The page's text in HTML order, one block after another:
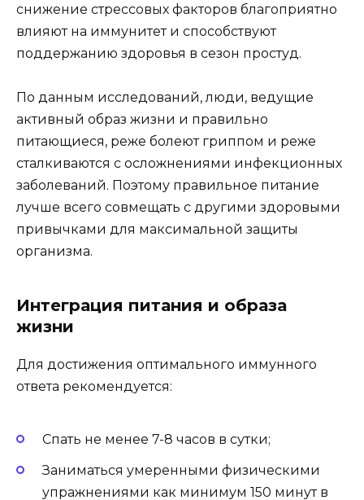
снижение стрессовых факторов благоприятно
влияют на иммунитет и способствуют
поддержанию здоровья в сезон простуд.
По данным исследований, люди, ведущие
активный образ жизни и правильно
питающиеся, реже болеют гриппом и реже
сталкиваются с осложнениями инфекционных
заболеваний. Поэтому правильное питание
лучше всего совмещать с другими здоровыми
привычками для максимальной защиты
организма.
Интеграция питания и образа
жизни
Для достижения оптимального иммунного
ответа рекомендуется:
Спать не менее 7-8 часов в сутки;
Заниматься умеренными физическими
упражнениями как минимум 150 минут в